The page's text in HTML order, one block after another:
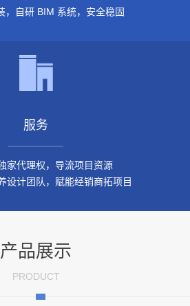
，自研 BIM 系统，安全稳固
服务
家代理权，导流项目资源
设计团队，赋能经销商拓项目
产品展示
PRODUCT